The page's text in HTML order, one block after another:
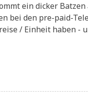
ein dicker
bei den pre-paid-
/ Ein­heit haben -